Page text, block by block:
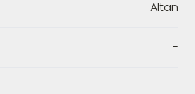
Altan
-
-